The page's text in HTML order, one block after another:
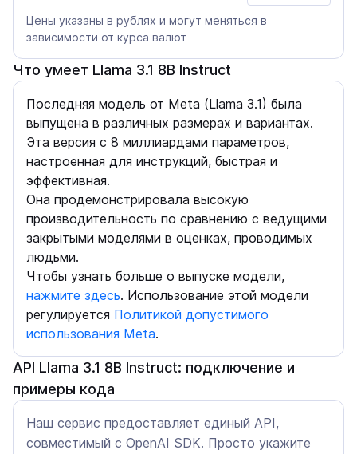
Цены указаны в рублях и могут меняться в
зависимости от курса валют
Что умеет Llama 3.1 8B Instruct
Последняя модель от Meta (Llama 3.1) была
выпущена в различных размерах и вариантах.
Эта версия с 8 миллиардами параметров,
настроенная для инструкций, быстрая и
эффективная.
Она продемонстрировала высокую
производительность по сравнению с ведущими
закрытыми моделями в оценках, проводимых
людьми.
Чтобы узнать больше о выпуске модели,
нажмите здесь. Использование этой модели
регулируется Политикой допустимого
использования Meta.
API Llama 3.1 8B Instruct: подключение и
примеры кода
Наш сервис предоставляет единый API,
совместимый с OpenAI SDK. Просто укажите